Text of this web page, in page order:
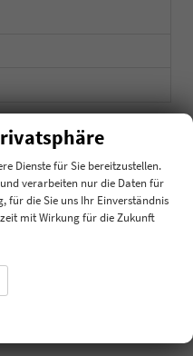
(
Dienste für Sie bereitzustellen.
verarbeiten nur die Daten für
für die Sie uns Ihr Einverständnis
mit Wirkung für die Zukunft